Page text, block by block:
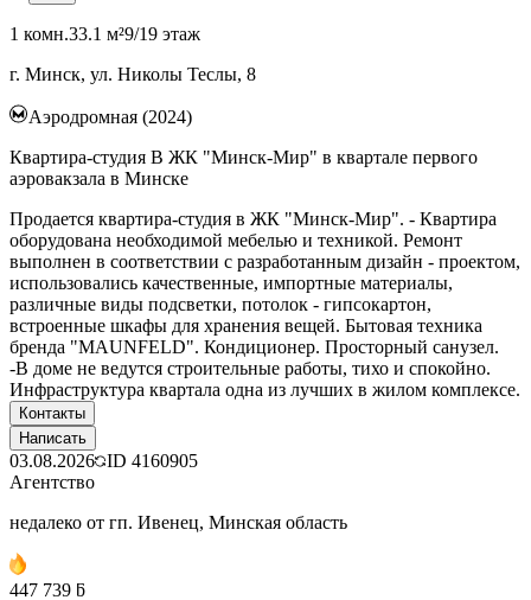
1 комн.33.1 м²9/19 этаж
г. Минск, ул. Николы Теслы, 8
Аэродромная (2024)
Квартира-студия В ЖК "Минск-Мир" в квартале первого
аэровакзала в Минске
Продается квартира-студия в ЖК "Минск-Мир". - Квартира
оборудована необходимой мебелью и техникой. Ремонт
выполнен в соответствии с разработанным дизайн - проектом,
использовались качественные, импортные материалы,
различные виды подсветки, потолок - гипсокартон,
встроенные шкафы для хранения вещей. Бытовая техника
бренда "MAUNFELD". Кондиционер. Просторный санузел.
-В доме не ведутся строительные работы, тихо и спокойно.
Инфраструктура квартала одна из лучших в жилом комплексе.
Контакты
Написать
03.08.2026 ID 4160905
Агентство
недалеко от гп. Ивенец, Минская область
447 739 ƃ